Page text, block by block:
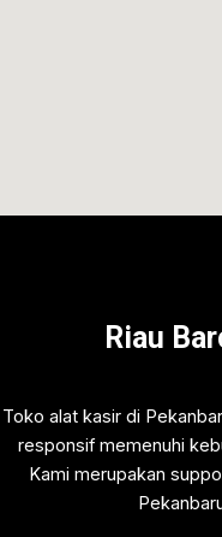
Riau
Toko alat kasir di
responsif memenuhi
Kami merupakan